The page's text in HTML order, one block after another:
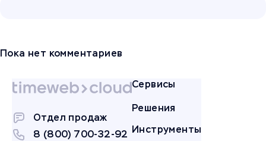
Пока нет комментариев
Отдел продаж
8 (800) 700-32-92
Сервисы
Решения
Инструменты